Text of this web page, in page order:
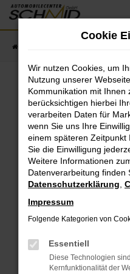
Zum
Hauptinhalt
Fehler:
Beim Laden ist ein
Hier sind ein paar
Überprüfe deine
Internetverbindung.
Laden andere
Suchmaschine?
Prüfe deine
das Laden
Funktioniert die
oder in einem
Cookie
Wir nutzen Cookies, um
Nutzung unserer
Kommunikation mit Ihnen
berücksichtigen hierbei
verarbeiten Daten für
wenn Sie uns Ihre
einem späteren Zeitpunkt
Sie die Einwilligung
Weitere Informationen
Datenverarbeitung finden
Datenschutzerklärung
Impressum
Folgende Kategorien von
Essentiell
Diese Technologien
Kernfunktionalität der